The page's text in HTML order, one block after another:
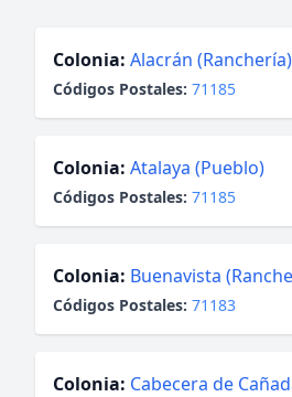
Colonia: Alacrán (Ranchería)
Códigos Postales: 71185
Colonia: Atalaya (Pueblo)
Códigos Postales: 71185
Colonia: Buenavista
Códigos Postales: 71183
Colonia: Cabecera de